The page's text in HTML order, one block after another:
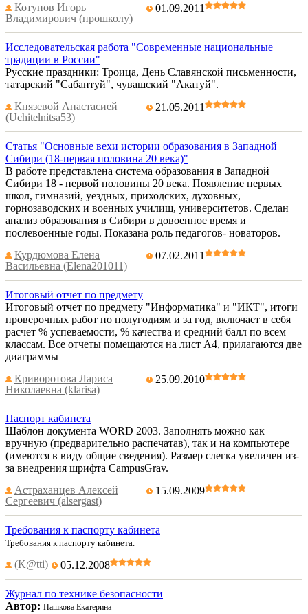
Котунов Игорь
Владимирович (прошколу)
01.09.2011
Исследовательская работа "Современные национальные
традиции в России"
Русские праздники: Троица, День Славянской письменности,
татарский "Сабантуй", чувашский "Акатуй".
Князевой Анастасией
(Uchitelnitsa53)
21.05.2011
Статья "Основные вехи истории образования в Западной
Сибири (18-первая половина 20 века)"
В работе представлена система образования в Западной
Сибири 18 - первой половины 20 века. Появление первых
школ, гимназий, уездных, приходских, духовных,
горнозаводских и военных училищ, университетов. Сделан
анализ образования в Сибири в довоенное время и
послевоенные годы. Показана роль педагогов- новаторов.
Курдюмова Елена
Васильевна (Elena201011)
07.02.2011
Итоговый отчет по предмету
Итоговый отчет по предмету "Информатика" и "ИКТ", итоги
проверочных работ по полугодиям и за год, включает в себя
расчет % успеваемости, % качества и средний балл по всем
классам. Все отчеты помещаются на лист А4, прилагаются две
диаграммы
Криворотова Лариса
Николаевна (klarisa)
25.09.2010
Паспорт кабинета
Шаблон документа WORD 2003. Заполнять можно как
вручную (предварительно распечатав), так и на компьютере
(имеются в виду общие сведения). Размер слегка увеличен из-
за внедрения шрифта CampusGrav.
Астраханцев Алексей
Сергеевич (alsergast)
15.09.2009
Требования к паспорту кабинета
Требования к паспорту кабинета.
(K@tti) 05.12.2008
Журнал по технике безопасности
Автор: Пашкова Екатерина